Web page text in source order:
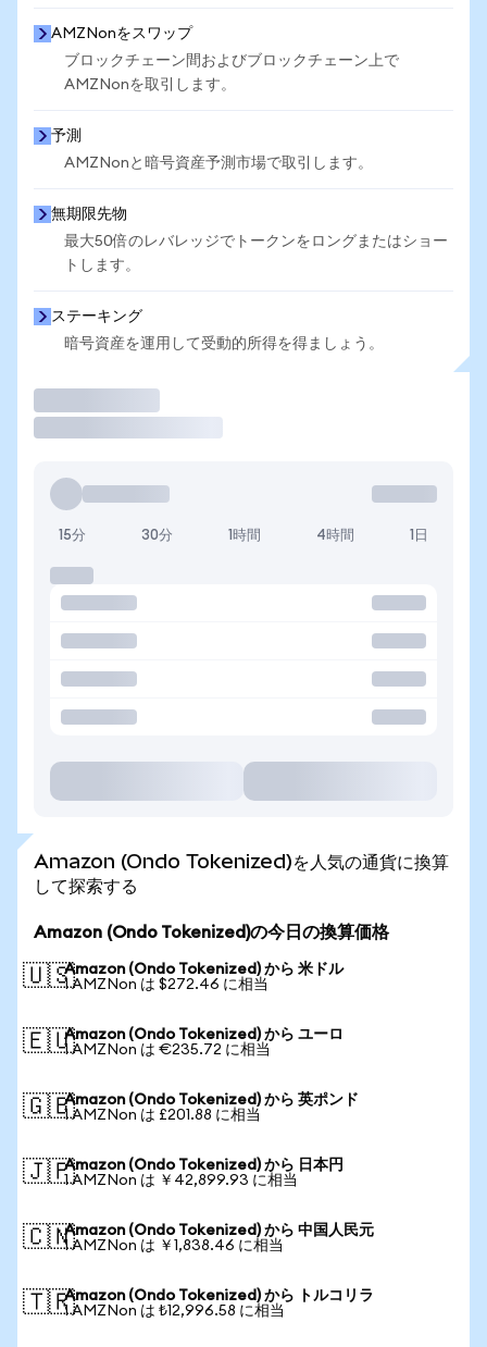
AMZNonをスワップ
ブロックチェーン間およびブロックチェーン上で
AMZNonを取引します。
予測
AMZNonと暗号資産予測市場で取引します。
無期限先物
最大50倍のレバレッジでトークンをロングまたはショー
トします。
ステーキング
暗号資産を運用して受動的所得を得ましょう。
15分 30分 1時間 4時間 1日
Amazon (Ondo Tokenized)を人気の通貨に換算
して探索する
Amazon (Ondo Tokenized)の今日の換算価格
🇺🇸Amazon (Ondo Tokenized) から 米ドル
1 AMZNon は $272.46 に相当
🇪🇺Amazon (Ondo Tokenized) から ユーロ
1 AMZNon は €235.72 に相当
🇬🇧Amazon (Ondo Tokenized) から 英ポンド
1 AMZNon は £201.88 に相当
🇯🇵Amazon (Ondo Tokenized) から 日本円
1 AMZNon は ￥42,899.93 に相当
🇨🇳Amazon (Ondo Tokenized) から 中国人民元
1 AMZNon は ￥1,838.46 に相当
🇹🇷Amazon (Ondo Tokenized) から トルコリラ
1 AMZNon は ₺12,996.58 に相当